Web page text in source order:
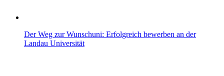
Der Weg zur Wunschuni: Erfolgreich bewerben an der
Landau Universität